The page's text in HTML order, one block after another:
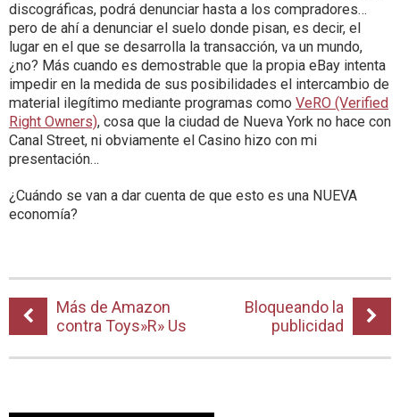
discográficas, podrá denunciar hasta a los compradores…
pero de ahí a denunciar el suelo donde pisan, es decir, el
lugar en el que se desarrolla la transacción, va un mundo,
¿no? Más cuando es demostrable que la propia eBay intenta
impedir en la medida de sus posibilidades el intercambio de
material ilegítimo mediante programas como VeRO (Verified
Right Owners), cosa que la ciudad de Nueva York no hace con
Canal Street, ni obviamente el Casino hizo con mi
presentación…
¿Cuándo se van a dar cuenta de que esto es una NUEVA
economía?
Más de Amazon
contra Toys»R» Us
Bloqueando la
publicidad